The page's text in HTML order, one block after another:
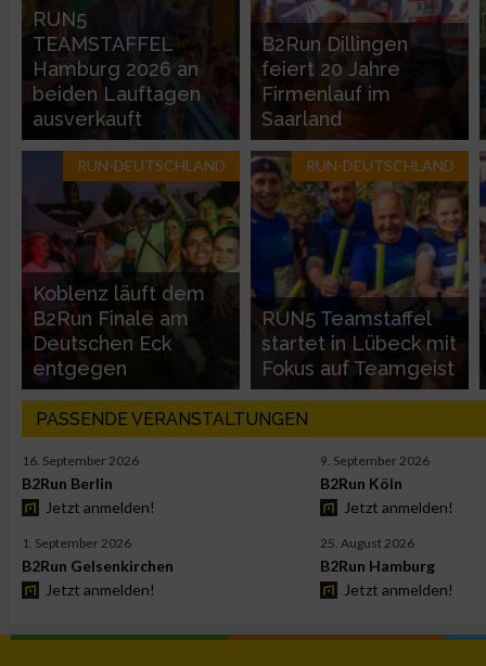
RUN5
TEAMSTAFFEL
Hamburg 2026 an
beiden Lauftagen
ausverkauft
B2Run Dillingen
feiert 20 Jahre
Firmenlauf im
Saarland
RUN-DEUTSCHLAND
Koblenz läuft dem
B2Run Finale am
Deutschen Eck
entgegen
RUN-DEUTSCHLAND
RUN5 Teamstaffel
startet in Lübeck mit
Fokus auf Teamgeist
PASSENDE VERANSTALTUNGEN
16. September 2026
B2Run Berlin
Jetzt anmelden!
9. September 2026
B2Run Köln
Jetzt anmelden!
1. September 2026
B2Run Gelsenkirchen
Jetzt anmelden!
25. August 2026
B2Run Hamburg
Jetzt anmelden!
Verwendung genauer Standortdaten
Geräte anhand von aktiv angeforderten Informationen
Nicht-IAB-Verarbeitungszwecke:
Notwendig
Performance
Funktional
Werbung